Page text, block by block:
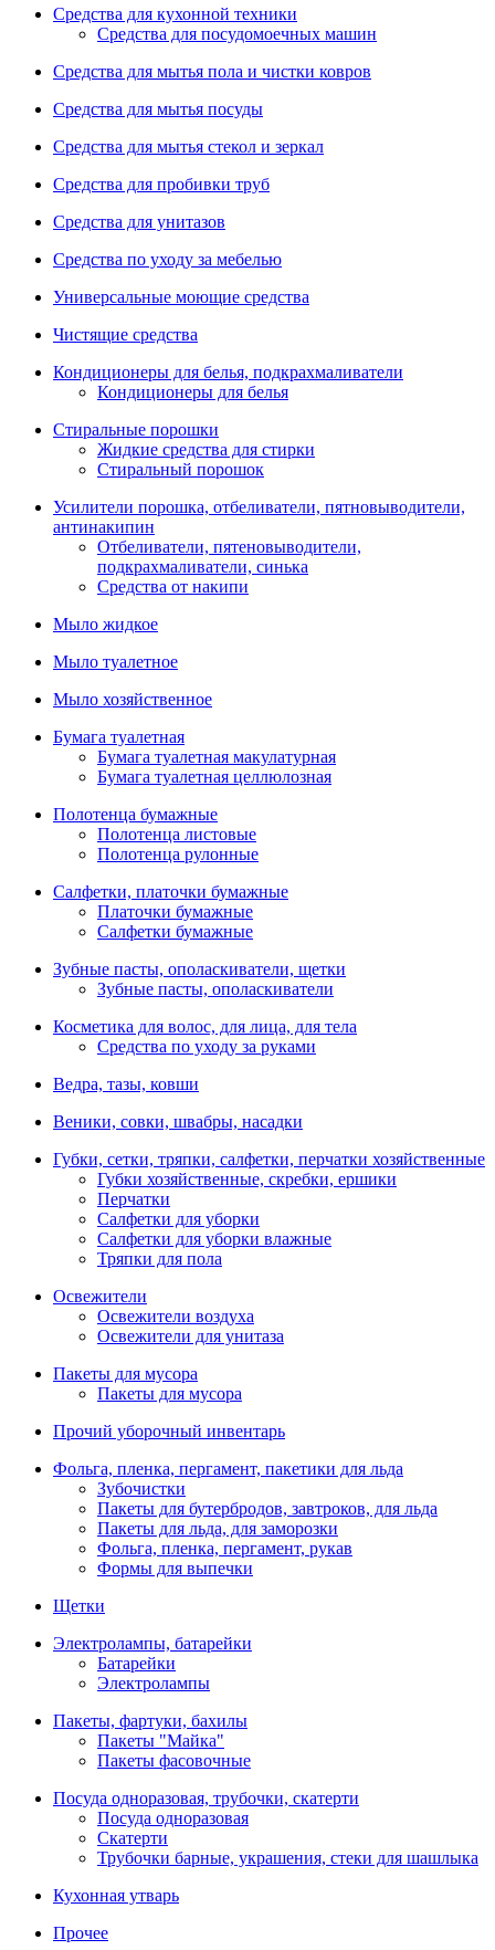
Средства для кухонной техники
Средства для посудомоечных машин
Средства для мытья пола и чистки ковров
Средства для мытья посуды
Средства для мытья стекол и зеркал
Средства для пробивки труб
Средства для унитазов
Средства по уходу за мебелью
Универсальные моющие средства
Чистящие средства
Кондиционеры для белья, подкрахмаливатели
Кондиционеры для белья
Стиральные порошки
Жидкие средства для стирки
Стиральный порошок
Усилители порошка, отбеливатели, пятновыводители,
антинакипин
Отбеливатели, пятеновыводители,
подкрахмаливатели, синька
Средства от накипи
Мыло жидкое
Мыло туалетное
Мыло хозяйственное
Бумага туалетная
Бумага туалетная макулатурная
Бумага туалетная целлюлозная
Полотенца бумажные
Полотенца листовые
Полотенца рулонные
Салфетки, платочки бумажные
Платочки бумажные
Салфетки бумажные
Зубные пасты, ополаскиватели, щетки
Зубные пасты, ополаскиватели
Косметика для волос, для лица, для тела
Средства по уходу за руками
Ведра, тазы, ковши
Веники, совки, швабры, насадки
Губки, сетки, тряпки, салфетки, перчатки хозяйственные
Губки хозяйственные, скребки, ершики
Перчатки
Салфетки для уборки
Салфетки для уборки влажные
Тряпки для пола
Освежители
Освежители воздуха
Освежители для унитаза
Пакеты для мусора
Пакеты для мусора
Прочий уборочный инвентарь
Фольга, пленка, пергамент, пакетики для льда
Зубочистки
Пакеты для бутербродов, завтроков, для льда
Пакеты для льда, для заморозки
Фольга, пленка, пергамент, рукав
Формы для выпечки
Щетки
Электролампы, батарейки
Батарейки
Электролампы
Пакеты, фартуки, бахилы
Пакеты "Майка"
Пакеты фасовочные
Посуда одноразовая, трубочки, скатерти
Посуда одноразовая
Скатерти
Трубочки барные, украшения, стеки для шашлыка
Кухонная утварь
Прочее